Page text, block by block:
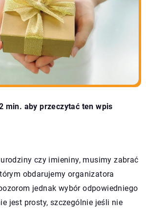
min. aby przeczytać ten wpis
czy imieniny, musimy zabrać
obdarujemy organizatora
jednak wybór odpowiedniego
jest prosty, szczególnie jeśli nie